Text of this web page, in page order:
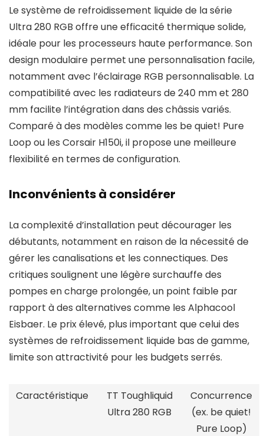
Le système de refroidissement liquide de la série
Ultra 280 RGB offre une efficacité thermique solide,
idéale pour les processeurs haute performance. Son
design modulaire permet une personnalisation facile,
notamment avec l’éclairage RGB personnalisable. La
compatibilité avec les radiateurs de 240 mm et 280
mm facilite l’intégration dans des châssis variés.
Comparé à des modèles comme les be quiet! Pure
Loop ou les Corsair H150i, il propose une meilleure
flexibilité en termes de configuration.
Inconvénients à considérer
La complexité d’installation peut décourager les
débutants, notamment en raison de la nécessité de
gérer les canalisations et les connectiques. Des
critiques soulignent une légère surchauffe des
pompes en charge prolongée, un point faible par
rapport à des alternatives comme les Alphacool
Eisbaer. Le prix élevé, plus important que celui des
systèmes de refroidissement liquide bas de gamme,
limite son attractivité pour les budgets serrés.
Caractéristique
TT Toughliquid
Ultra 280 RGB
Concurrence
(ex. be quiet!
Pure Loop)